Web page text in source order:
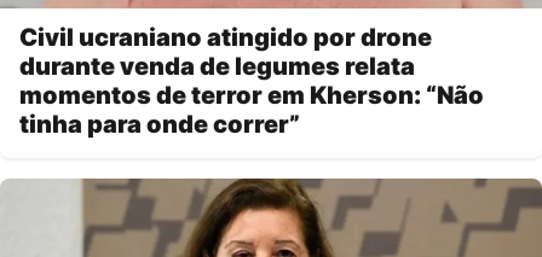
Civil ucraniano atingido por drone
durante venda de legumes relata
momentos de terror em Kherson: “Não
tinha para onde correr”